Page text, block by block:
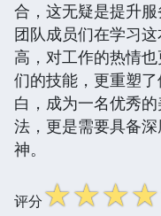
合，这无疑是提升
团队成员们在学习
高，对工作的热情
们的技能，更重塑
白，成为一名优秀
法，更是需要具备
神。
评分☆☆☆☆